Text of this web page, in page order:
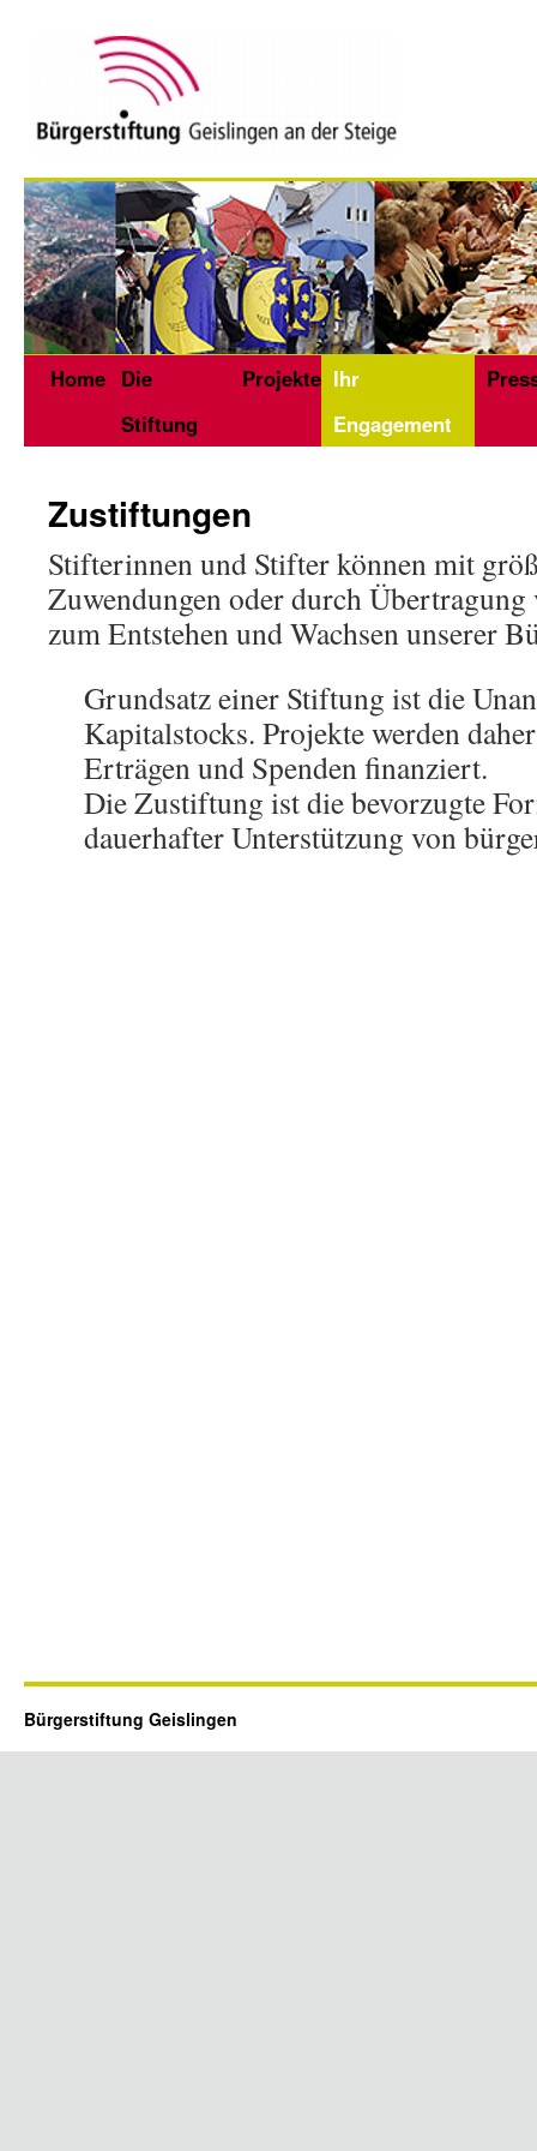
Home Die
Stiftung
Projekte Ihr
Engagement
Zustiftungen
Stifterinnen und Stifter können mit
Zuwendungen oder durch
zum Entstehen und Wachsen unserer
Grundsatz einer Stiftung ist die
Kapitalstocks. Projekte werden
Erträgen und Spenden finanziert.
Die Zustiftung ist die bevorzugte
dauerhafter Unterstützung von
Bürgerstiftung Geislingen